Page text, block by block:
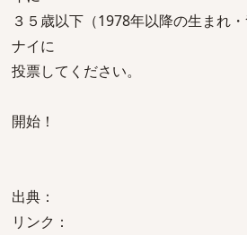
３５歳以下（1978年以降の生まれ
ナイに
投票してください。
開始！
出典：
リンク：